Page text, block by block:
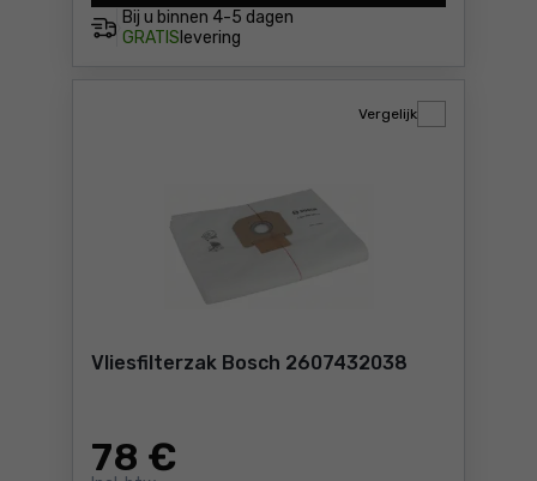
Bij u binnen 4-5 dagen
GRATIS levering
Vliesfilterzak Bosch 2607432038
78 €
Vergelijk